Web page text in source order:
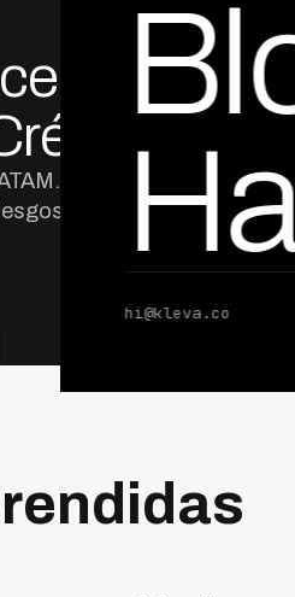
hi@kleva.co
Regulatory